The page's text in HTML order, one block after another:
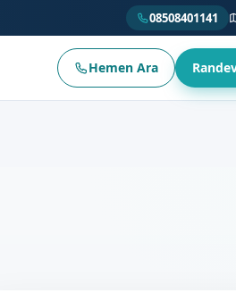
08508401141
Hemen Ara